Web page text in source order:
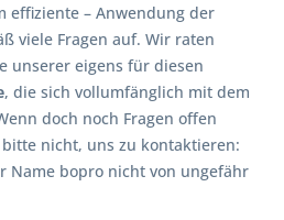
effiziente – Anwendung der
viele Fragen auf. Wir raten
unserer eigens für diesen
, die sich vollumfänglich mit dem
doch noch Fragen offen
nicht, uns zu kontaktieren:
Name bopro nicht von ungefähr